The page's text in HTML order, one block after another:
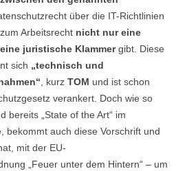
über die IT-Richtlinien
Arbeitsrecht nicht nur eine
juristische Klammergibt. Diese
sich „technisch und
, kurz TOM und ist schon
verankert. Doch wie so
bereits „State of the Art“ im
bekommt auch diese Vorschrift und
mit der EU-
„Feuer unter dem Hintern“ – um